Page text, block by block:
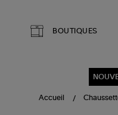
BOUTIQUES
Accueil